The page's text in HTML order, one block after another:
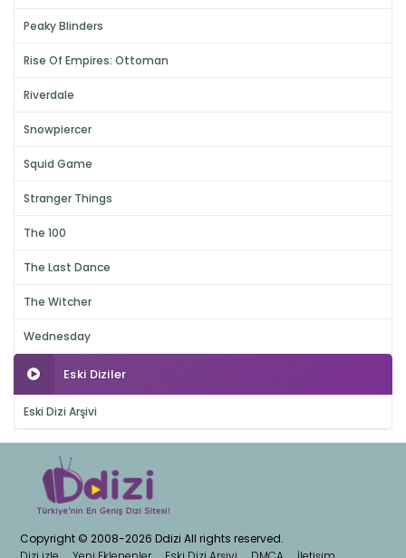
Peaky Blinders
Rise Of Empires: Ottoman
Riverdale
Snowpiercer
Squid Game
Stranger Things
The 100
The Last Dance
The Witcher
Wednesday
Eski Diziler
Eski Dizi Arşivi
Copyright © 2008-2026 Ddizi All rights reserved.